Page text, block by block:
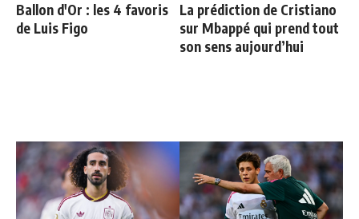
Ballon d'Or : les 4 favoris
de Luis Figo
La prédiction de Cristiano
sur Mbappé qui prend tout
son sens aujourd’hui